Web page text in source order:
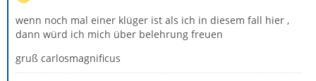
wenn noch mal einer klüger ist als ich in diesem fall hier ,
dann würd ich mich über belehrung freuen
gruß carlosmagnificus